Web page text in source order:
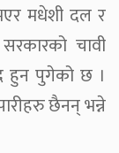
मधेशी दल र
चावी
हुन पुगेको छ ।
छैनन् भन्ने